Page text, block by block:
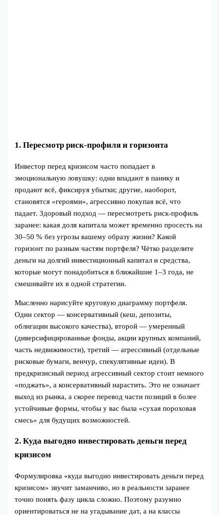
1. Пересмотр риск‑профиля и горизонта
Инвестор перед кризисом часто попадает в
эмоциональную ловушку: одни впадают в панику и
продают всё, фиксируя убытки; другие, наоборот,
становятся «героями», агрессивно покупая всё, что
падает. Здоровый подход — пересмотреть риск‑профиль
заранее: какая доля капитала может временно просесть на
30–50 % без угрозы вашему образу жизни? Какой
горизонт по разным частям портфеля? Чётко разделите
деньги на долгий инвестиционный капитал и средства,
которые могут понадобиться в ближайшие 1–3 года, не
смешивайте их в одной стратегии.
Мысленно нарисуйте круговую диаграмму портфеля.
Один сектор — консервативный (кеш, депозиты,
облигации высокого качества), второй — умеренный
(диверсифицированные фонды, акции крупных компаний,
часть недвижимости), третий — агрессивный (отдельные
рисковые бумаги, венчур, спекулятивные идеи). В
предкризисный период агрессивный сектор стоит немного
«поджать», а консервативный нарастить. Это не означает
выход из рынка, а скорее перевод части позиций в более
устойчивые формы, чтобы у вас была «сухая пороховая
смесь» для будущих возможностей.
2. Куда выгодно инвестировать деньги перед
кризисом
Формулировка «куда выгодно инвестировать деньги перед
кризисом» звучит заманчиво, но в реальности заранее
точно понять фазу цикла сложно. Поэтому разумно
ориентироваться не на угадывание дат, а на классы